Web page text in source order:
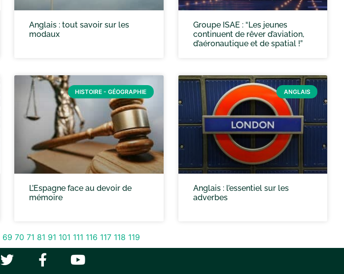
Anglais : tout savoir sur les
modaux
Groupe ISAE : “Les jeunes
continuent de rêver d’aviation,
d’aéronautique et de spatial !”
HISTOIRE - GÉOGRAPHIE
L’Espagne face au devoir de
mémoire
ANGLAIS
Anglais : l’essentiel sur les
adverbes
69 70 71 81 91 101 111 116 117 118 119